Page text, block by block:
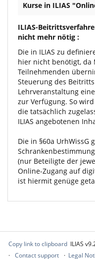
Kurse in ILIAS
ILIAS-
nicht mehr nötig :
Die in ILIAS zu
hier nicht benötigt, da
Teilnehmenden
Steuerung des
Lehrveranstaltung
zur Verfügung. So
die tatsächlich
ILIAS angebotenen
Die in §60a UrhWissG
(nur Beteiligte der
Online-Zugang auf
ist hiermit genüge
Copy link to clipboard ILIAS
Contact support
Legal